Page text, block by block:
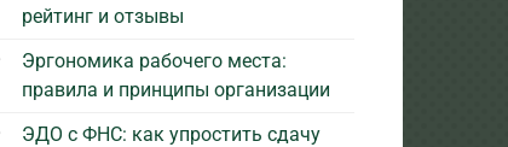
рейтинг и отзывы
Эргономика рабочего места:
правила и принципы организации
ЭДО с ФНС: как упростить сдачу